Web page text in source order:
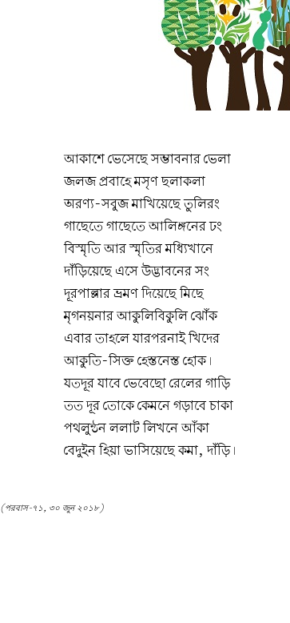
আকাশে ভেসেছে সম্ভাবনার ভেলা
জলজ প্রবাহে মসৃণ ছলাকলা
অরণ্য-সবুজ মাখিয়েছে তুলিরং
গাছেতে গাছেতে আলিঙ্গনের ঢং
বিস্মৃতি আর স্মৃতির মধ্যিখানে
দাঁড়িয়েছে এসে উদ্ভাবনের সং
দূরপাল্লার ভ্রমণ দিয়েছে মিছে
মৃগনয়নার আকুলিবিকুলি ঝোঁক
এবার তাহলে যারপরনাই খিদের
আকুতি-সিক্ত হেস্তনেস্ত হোক।
যতদূর যাবে ভেবেছো রেলের গাড়ি
তত দূর তোকে কেমনে গড়াবে চাকা
পথলুন্ঠন ললাট লিখনে আঁকা
বেদুইন হিয়া ভাসিয়েছে কমা, দাঁড়ি।
(পরবাস-৭১, ৩০ জুন ২০১৮)